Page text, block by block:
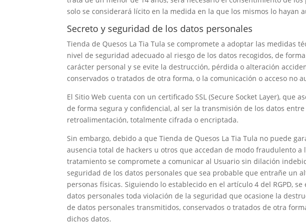
solo se considerará lícito en la medida en la que los mismos lo hayan
Secreto y seguridad de los datos personales
Tienda de Quesos La Tia Tula se compromete a adoptar las medidas
nivel de seguridad adecuado al riesgo de los datos recogidos, de
carácter personal y se evite la destrucción, pérdida o alteración
conservados o tratados de otra forma, o la comunicación o acceso no
El Sitio Web cuenta con un certificado SSL (Secure Socket Layer), que
de forma segura y confidencial, al ser la transmisión de los datos
retroalimentación, totalmente cifrada o encriptada.
Sin embargo, debido a queTienda de Quesos La Tia Tula no puede
ausencia total de hackers u otros que accedan de modo fraudulento a
tratamiento se compromete a comunicar al Usuario sin dilación
seguridad de los datos personales que sea probable que entrañe un
personas físicas. Siguiendo lo establecido en el artículo 4 del RGPD,
datos personales toda violación de la seguridad que ocasione la
de datos personales transmitidos, conservados o tratados de otra
dichos datos.